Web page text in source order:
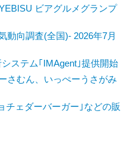
ビアグルメグランプ
動向調査(全国)- 2026年7月
ステム｢IMAgent｣提供開始
さむん、いっぺーうさがみ
チェダーバーガー｣などの販